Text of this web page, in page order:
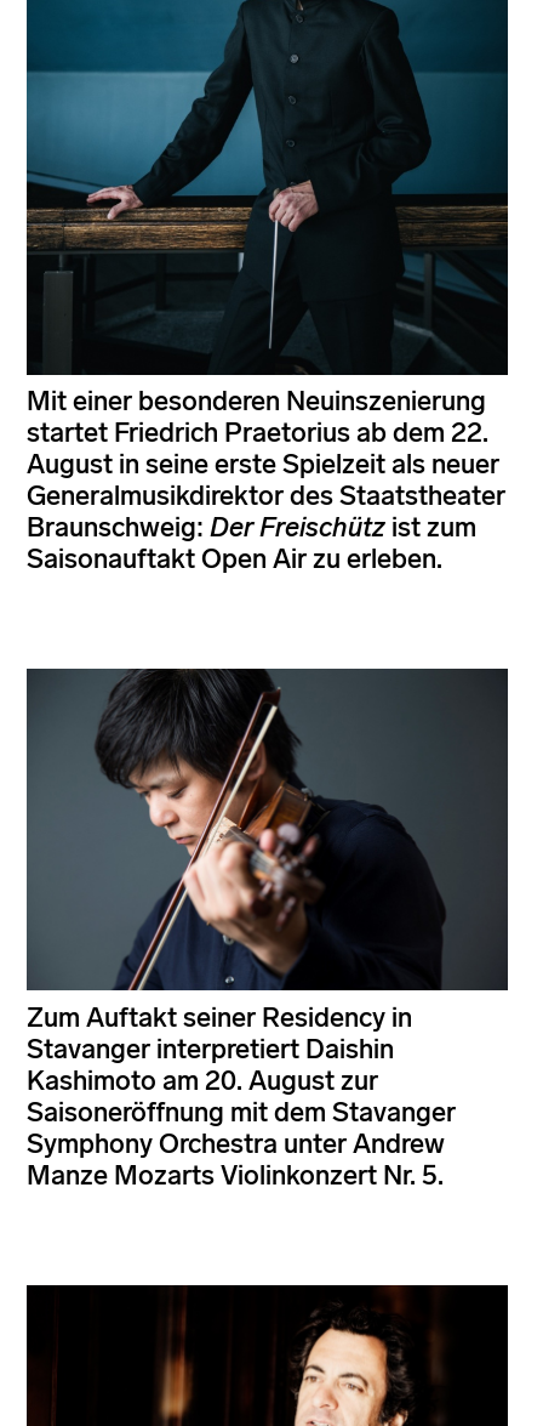
Mit einer besonderen Neuinszenierung
startet Friedrich Praetorius ab dem 22.
August in seine erste Spielzeit als neuer
Generalmusikdirektor des Staatstheater
Braunschweig: Der Freischütz ist zum
Saisonauftakt Open Air zu erleben.
Zum Auftakt seiner Residency in
Stavanger interpretiert Daishin
Kashimoto am 20. August zur
Saisoneröffnung mit dem Stavanger
Symphony Orchestra unter Andrew
Manze Mozarts Violinkonzert Nr. 5.